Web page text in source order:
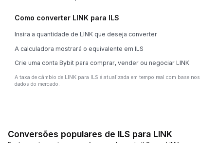
Como converter LINK para ILS
Insira a quantidade de LINK que deseja converter
A calculadora mostrará o equivalente em ILS
Crie uma conta Bybit para comprar, vender ou negociar LINK
A taxa de câmbio de LINK para ILS é atualizada em tempo real com base nos
dados do mercado.
Conversões populares de ILS para LINK